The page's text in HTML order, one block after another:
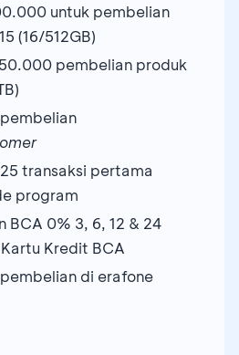
untuk pembelian
(16/512GB)
pembelian produk
transaksi pertama
program
BCA 0% 3, 6, 12 & 24
Kredit BCA
di erafone